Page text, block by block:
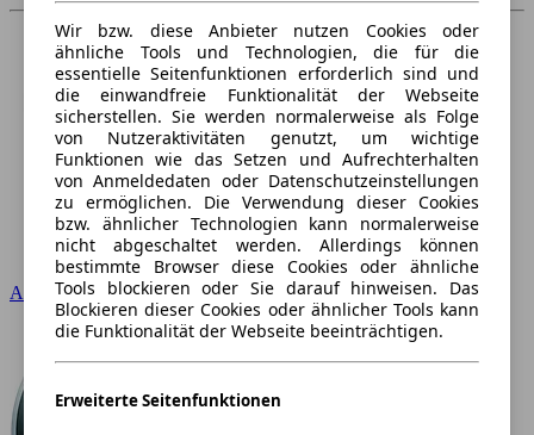
Audi
Wir bzw. diese Anbieter nutzen Cookies oder
ähnliche Tools und Technologien, die für die
essentielle Seitenfunktionen erforderlich sind und
die einwandfreie Funktionalität der Webseite
sicherstellen. Sie werden normalerweise als Folge
von Nutzeraktivitäten genutzt, um wichtige
Funktionen wie das Setzen und Aufrechterhalten
von Anmeldedaten oder Datenschutzeinstellungen
zu ermöglichen. Die Verwendung dieser Cookies
bzw. ähnlicher Technologien kann normalerweise
nicht abgeschaltet werden. Allerdings können
bestimmte Browser diese Cookies oder ähnliche
Tools blockieren oder Sie darauf hinweisen. Das
Blockieren dieser Cookies oder ähnlicher Tools kann
die Funktionalität der Webseite beeinträchtigen.
Erweiterte Seitenfunktionen